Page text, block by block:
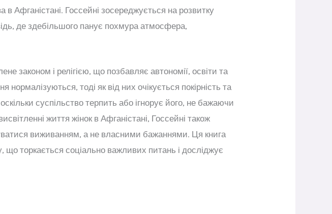
в Афганістані. Госсейні зосереджується на розвитку
де здебільшого панує похмура атмосфера,
законом і релігією, що позбавляє автономії, освіти та
тоді як від них очікується покірність та
суспільство терпить або ігнорує його, не бажаючи
життя жінок в Афганістані, Госсейні також
виживанням, а не власними бажаннями. Ця книга
торкається соціально важливих питань і досліджує